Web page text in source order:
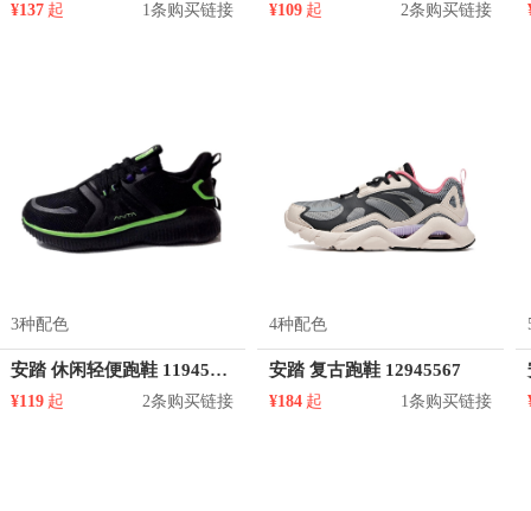
¥137 起 1条购买链接 ¥109 起 2条购买链接
3种配色
安踏 休闲轻便跑鞋 11945565
¥119 起 2条购买链接
4种配色
安踏 复古跑鞋 12945567
¥184 起 1条购买链接